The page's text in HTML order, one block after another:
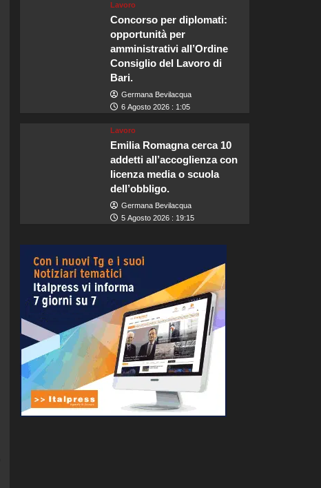
Lavoro
Concorso per diplomati:
opportunità per
amministrativi all’Ordine
Consiglio del Lavoro di
Bari.
Germana Bevilacqua
6 Agosto 2026 : 1:05
Lavoro
Emilia Romagna cerca 10
addetti all’accoglienza con
licenza media o scuola
dell’obbligo.
Germana Bevilacqua
5 Agosto 2026 : 19:15